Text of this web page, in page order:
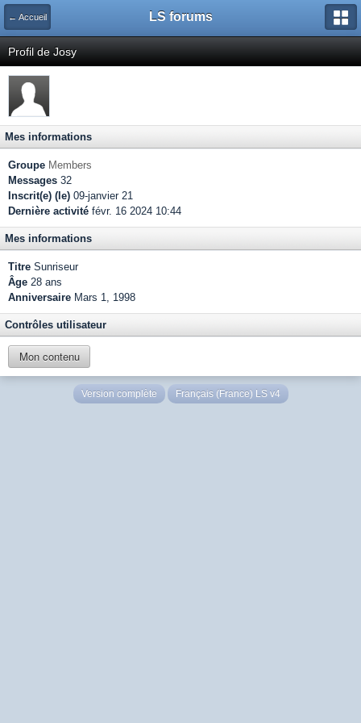
← Accueil LS forums
Profil de Josy
Mes informations
Groupe Members
Messages 32
Inscrit(e) (le) 09-janvier 21
Dernière activité févr. 16 2024 10:44
Mes informations
Titre Sunriseur
Âge 28 ans
Anniversaire Mars 1, 1998
Contrôles utilisateur
Mon contenu
Version complète Français (France) LS v4